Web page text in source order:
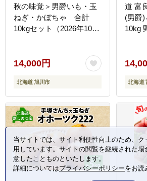
秋の味覚＞男爵いも・玉
ねぎ・かぼちゃ 合計
10kgセット（2026年10月
地直送 旬 お取り寄せ 詰
め合わせ 旭川市 北海道
】 _00402
14,000円
北海道 旭川市
道 富
(男爵)
10kg
北海道
当サイトでは、サイト利便性向上のため、ク
用しています。サイトの閲覧を継続された場
意したことものといたします。
詳細についてはプライバシーポリシーをお読